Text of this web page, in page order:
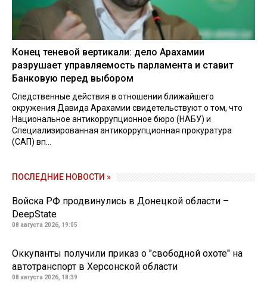
Конец теневой вертикали: дело Арахамии
разрушает управляемость парламента и ставит
Банковую перед выбором
Следственные действия в отношении ближайшего
окружения Давида Арахамии свидетельствуют о том, что
Национальное антикоррупционное бюро (НАБУ) и
Специализированная антикоррупционная прокуратура
(САП) вп...
ПОСЛЕДНИЕ НОВОСТИ »
Войска РФ продвинулись в Донецкой области –
DeepState
08 августа 2026, 19:05
Оккупанты получили приказ о "свободной охоте" на
автотранспорт в Херсонской области
08 августа 2026, 18:39